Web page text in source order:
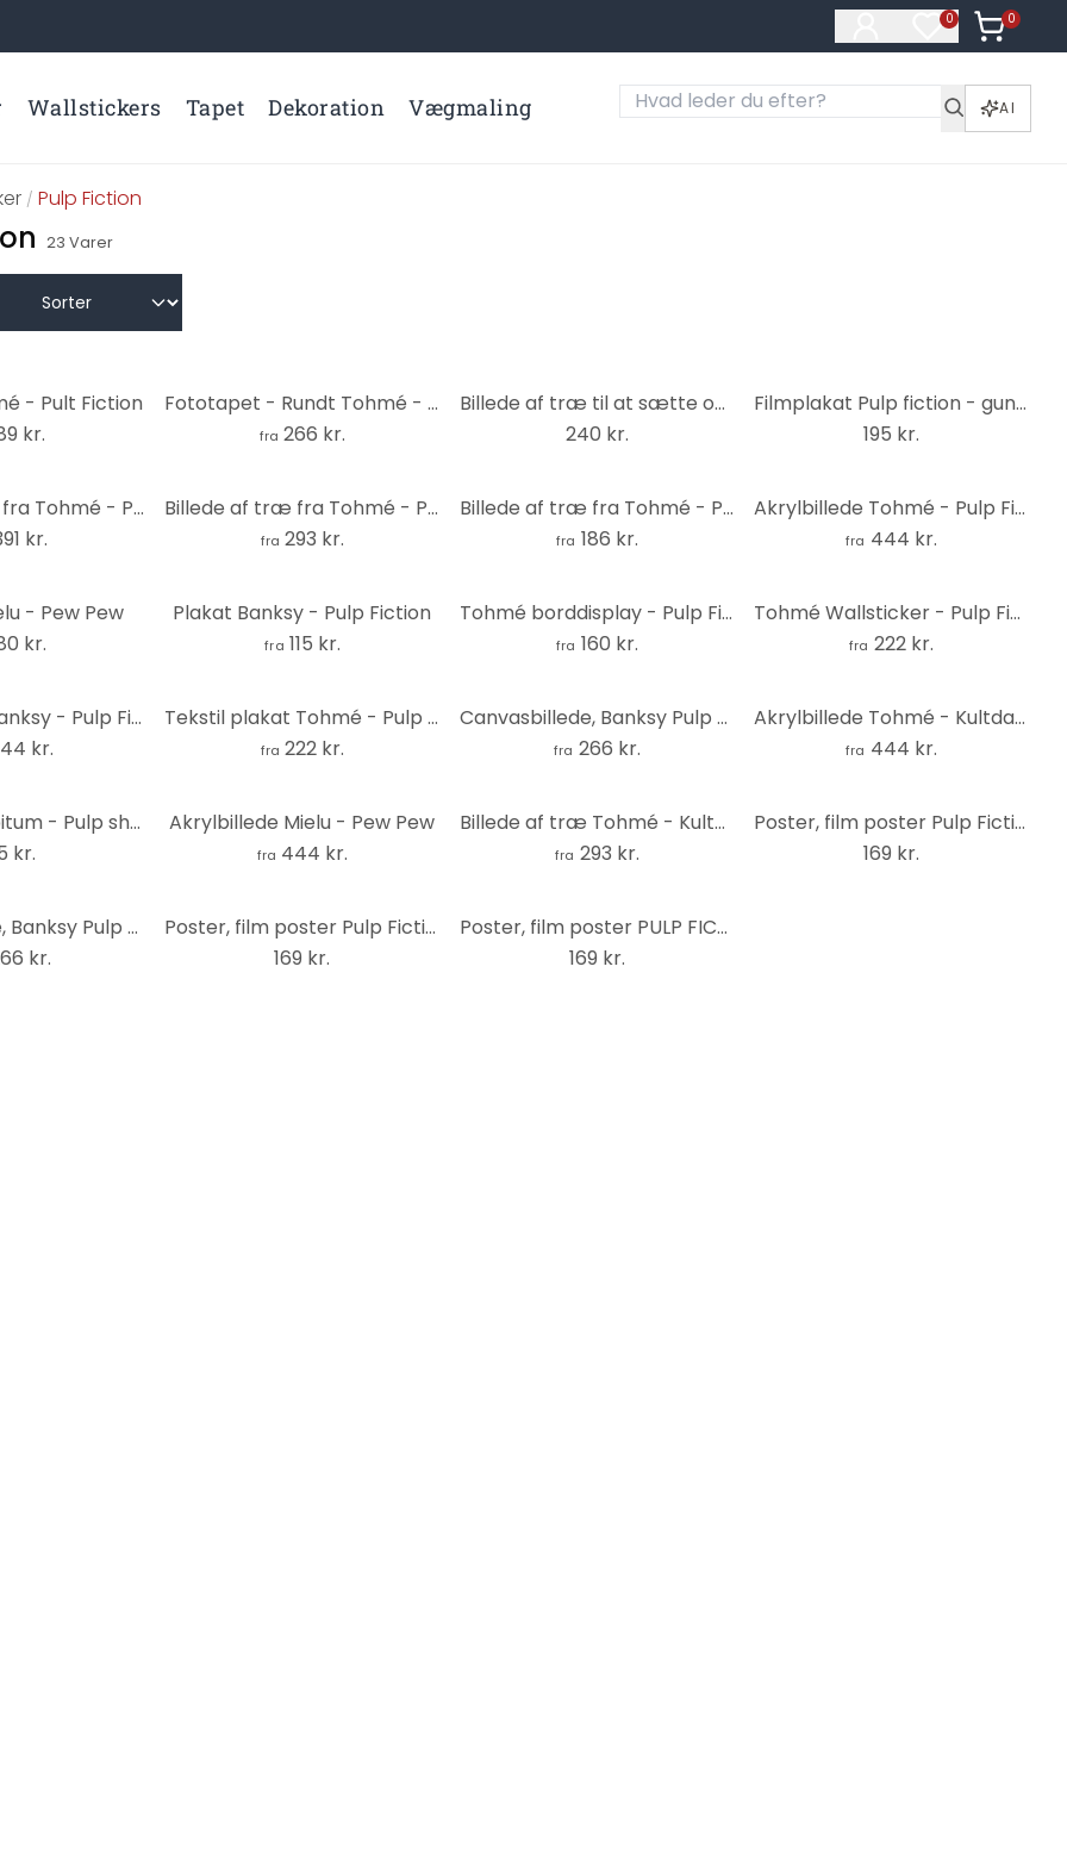
0
Varer på
0
Varer i
Wallstickers Tapet Dekoration Vægmaling AI
/ Pulp Fiction
23 Varer
- Pult Fiction
kr.
Fototapet - Rundt Tohmé - Pulp Fiction - vliesetapet/selvklæbende non-woven tapet
fra 266 kr.
Billede af træ til at sætte op - Tohmé - Pulp Fiction - 15x15 cm
240 kr.
Filmplakat Pulp fiction - guns, plakat (158 x 53 cm)
195 kr.
Billede af træ fra Tohmé - Pulp Fiction - Rund
kr.
Billede af træ fra Tohmé - Pulp Fiction
fra 293 kr.
Billede af træ fra Tohmé - Pulp Fiction - Square
fra 186 kr.
Akrylbillede Tohmé - Pulp Fiction
fra 444 kr.
- Pew Pew
kr.
Plakat Banksy - Pulp Fiction
fra 115 kr.
Tohmé borddisplay - Pulp Fiction
fra 160 kr.
Tohmé Wallsticker - Pulp Fiction - Rund
fra 222 kr.
Akrylbillede Banksy - Pulp Fiction
kr.
Tekstil plakat Tohmé - Pulp Fiction
fra 222 kr.
Canvasbillede, Banksy Pulp Fiction
fra 266 kr.
Akrylbillede Tohmé - Kultdans fra Pulp Fiction
fra 444 kr.
Poster Ads Libitum - Pulp shot, plakat (40 x 60 cm)
kr.
Akrylbillede Mielu - Pew Pew
fra 444 kr.
Billede af træ Tohmé - Kultdans fra Pulp Fiction
fra 293 kr.
Poster, film poster Pulp Fiction - Guns 91,5x61 cm
169 kr.
Canvasbillede, Banksy Pulp Fiction og aber
kr.
Poster, film poster Pulp Fiction - Mia & Vince 61x91,5 cm
169 kr.
Poster, film poster PULP FICTION - cover 61x91,5 cm
169 kr.